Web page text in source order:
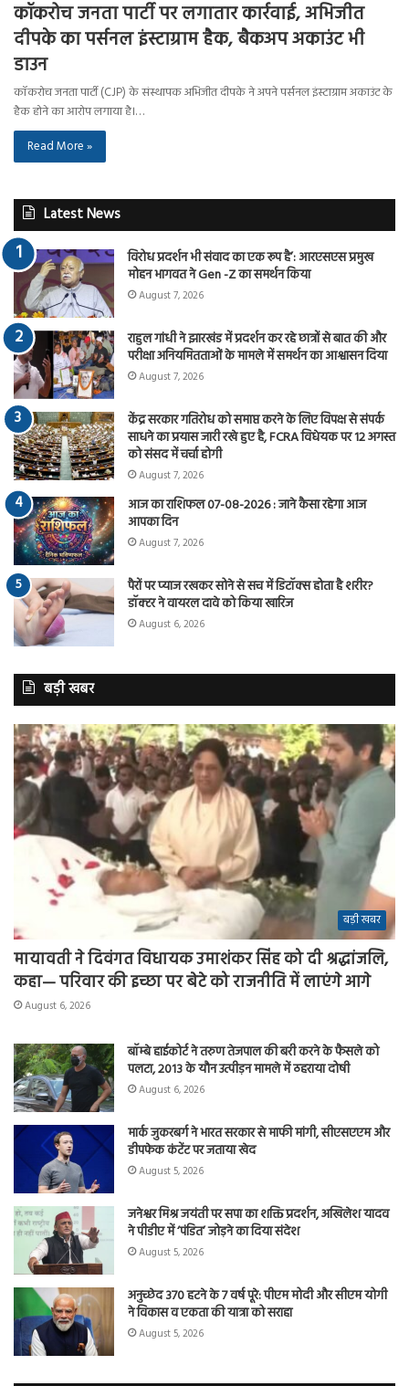
कॉकरोच जनता पार्टी पर लगातार कार्रवाई, अभिजीत
दीपके का पर्सनल इंस्टाग्राम हैक, बैकअप अकाउंट भी
डाउन
कॉकरोच जनता पार्टी (CJP) के संस्थापक अभिजीत दीपके ने अपने पर्सनल इंस्टाग्राम अकाउंट के
हैक होने का आरोप लगाया है।…
Read More »
Latest News
विरोध प्रदर्शन भी संवाद का एक रूप है’: आरएसएस प्रमुख
मोहन भागवत ने Gen -Z का समर्थन किया
August 7, 2026
राहुल गांधी ने झारखंड में प्रदर्शन कर रहे छात्रों से बात की और
परीक्षा अनियमितताओं के मामले में समर्थन का आश्वासन दिया
August 7, 2026
केंद्र सरकार गतिरोध को समाप्त करने के लिए विपक्ष से संपर्क
साधने का प्रयास जारी रखे हुए है, FCRA विधेयक पर 12 अगस्त
को संसद में चर्चा होगी
August 7, 2026
आज का राशिफल 07-08-2026 : जाने कैसा रहेगा आज
आपका दिन
August 7, 2026
पैरों पर प्याज रखकर सोने से सच में डिटॉक्स होता है शरीर?
डॉक्टर ने वायरल दावे को किया खारिज
August 6, 2026
बड़ी खबर
बड़ी खबर
मायावती ने दिवंगत विधायक उमाशंकर सिंह को दी श्रद्धांजलि,
कहा— परिवार की इच्छा पर बेटे को राजनीति में लाएंगे आगे
August 6, 2026
बॉम्बे हाईकोर्ट ने तरुण तेजपाल की बरी करने के फैसले को
पलटा, 2013 के यौन उत्पीड़न मामले में ठहराया दोषी
August 6, 2026
मार्क जुकरबर्ग ने भारत सरकार से माफी मांगी, सीएसएएम और
डीपफेक कंटेंट पर जताया खेद
August 5, 2026
जनेश्वर मिश्र जयंती पर सपा का शक्ति प्रदर्शन, अखिलेश यादव
ने पीडीए में ‘पंडित’ जोड़ने का दिया संदेश
August 5, 2026
अनुच्छेद 370 हटने के 7 वर्ष पूरे: पीएम मोदी और सीएम योगी
ने विकास व एकता की यात्रा को सराहा
August 5, 2026